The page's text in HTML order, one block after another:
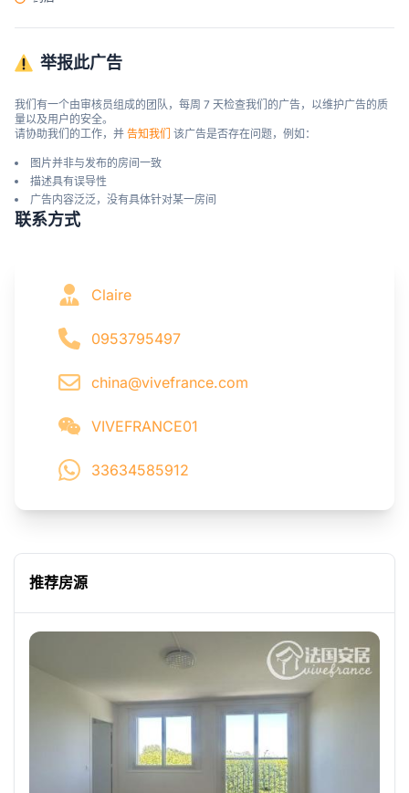
举报此广告
我们有一个由审核员组成的团队，每周 7 天检查我们的广告，以维护广告的质
量以及用户的安全。
请协助我们的工作，并 告知我们 该广告是否存在问题，例如：
图片并非与发布的房间一致
描述具有误导性
广告内容泛泛，没有具体针对某一房间
联系方式
Claire
0953795497
china@vivefrance.com
VIVEFRANCE01
33634585912
推荐房源